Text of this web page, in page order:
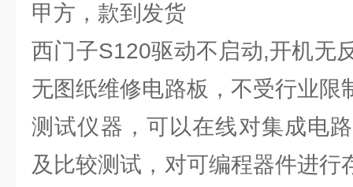
甲方，款到发货
西门子S120驱动不启动,开机无
无图纸维修电路板，不受行业限
测试仪器，可以在线对集成电
及比较测试，对可编程器件进行